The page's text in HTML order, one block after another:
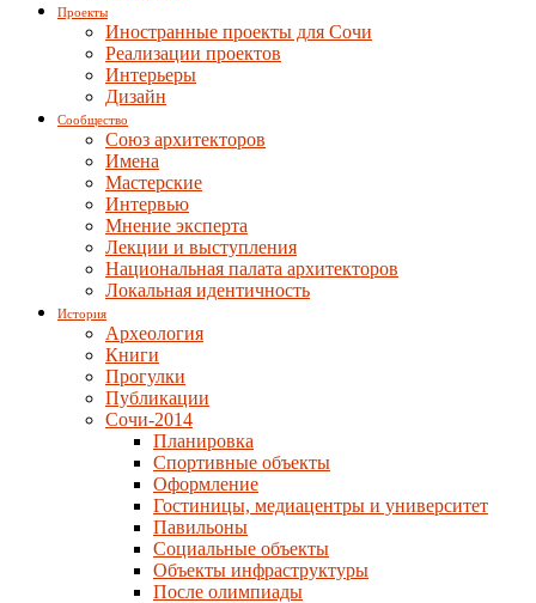
Проекты
Иностранные проекты для Сочи
Реализации проектов
Интерьеры
Дизайн
Сообщество
Союз архитекторов
Имена
Мастерские
Интервью
Мнение эксперта
Лекции и выступления
Национальная палата архитекторов
Локальная идентичность
История
Археология
Книги
Прогулки
Публикации
Сочи-2014
Планировка
Спортивные объекты
Оформление
Гостиницы, медиацентры и университет
Павильоны
Социальные объекты
Объекты инфраструктуры
После олимпиады